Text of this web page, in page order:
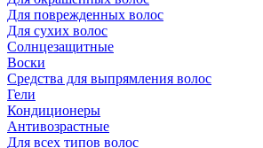
Для поврежденных волос
Для сухих волос
Солнцезащитные
Воски
Средства для выпрямления волос
Гели
Кондиционеры
Антивозрастные
Для всех типов волос